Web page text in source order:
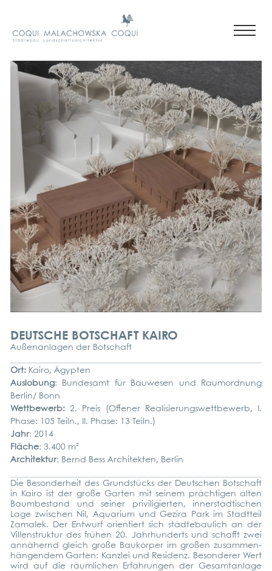
DEUTSCHE BOTSCHAFT KAIRO
Außen­an­la­gen der Bot­schaft
Ort: Kai­ro, Ägyp­ten
Aus­lo­bung: Bun­des­amt für Bau­we­sen und Raum­ord­nung
Berlin/ Bonn
Wett­be­werb: 2. Preis (Offe­ner Rea­li­sie­rungs­wett­be­werb, I.
Pha­se: 105 Teiln., II. Pha­se: 13 Teiln.)
Jahr: 2014
Flä­che: 3.400 m²
Archi­tek­tur: Bernd Bess Archi­tek­ten, Ber­lin
Die Beson­der­heit des Grund­stücks der Deut­schen Bot­schaft
in Kai­ro ist der gro­ße Gar­ten mit sei­nem präch­ti­gen alten
Baum­be­stand und sei­ner pri­vi­li­gier­ten, inner­städ­ti­schen
Lage zwi­schen Nil, Aqua­ri­um und Gezi­ra Park im Stadt­teil
Zama­lek. Der Ent­wurf ori­en­tiert sich städ­te­bau­lich an der
Vil­len­struk­tur des frü­hen 20. Jahr­hun­derts und schafft zwei
annä­hernd gleich gro­ße Bau­kör­per im gro­ßen zusam­men­
hän­gen­dem Gar­ten: Kanz­lei und Resi­denz. Beson­de­rer Wert
wird auf die räum­li­chen Erfah­run­gen der Gesamt­an­la­ge